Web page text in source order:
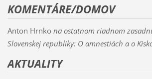
KOMENTÁRE/DOMOV
Anton Hrnkona ostatnom riadnom
Slovenskej republiky: O amnestiách a o
AKTUALITY